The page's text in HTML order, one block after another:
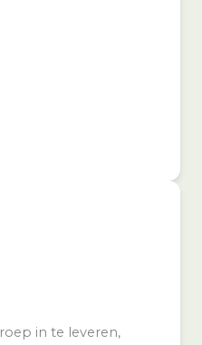
in te leveren,